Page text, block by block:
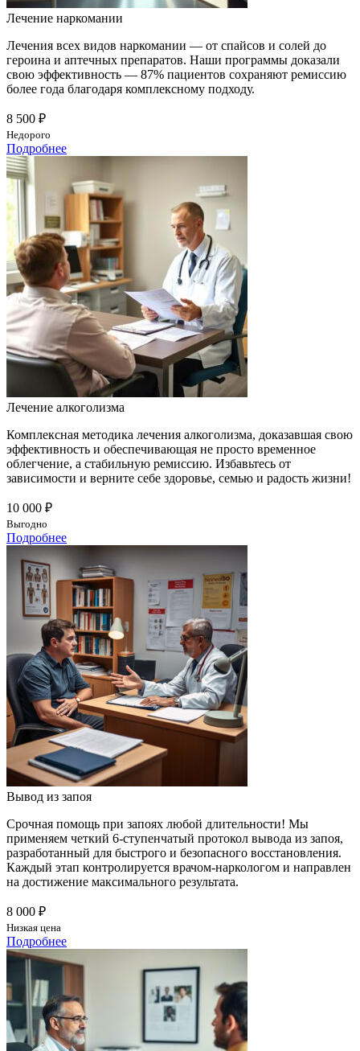
Лечение наркомании
Лечения всех видов наркомании — от спайсов и солей до
героина и аптечных препаратов. Наши программы доказали
свою эффективность — 87% пациентов сохраняют ремиссию
более года благодаря комплексному подходу.
8 500 ₽
Недорого
Подробнее
Лечение алкоголизма
Комплексная методика лечения алкоголизма, доказавшая свою
эффективность и обеспечивающая не просто временное
облегчение, а стабильную ремиссию. Избавьтесь от
зависимости и верните себе здоровье, семью и радость жизни!
10 000 ₽
Выгодно
Подробнее
Вывод из запоя
Срочная помощь при запоях любой длительности! Мы
применяем четкий 6-ступенчатый протокол вывода из запоя,
разработанный для быстрого и безопасного восстановления.
Каждый этап контролируется врачом-наркологом и направлен
на достижение максимального результата.
8 000 ₽
Низкая цена
Подробнее